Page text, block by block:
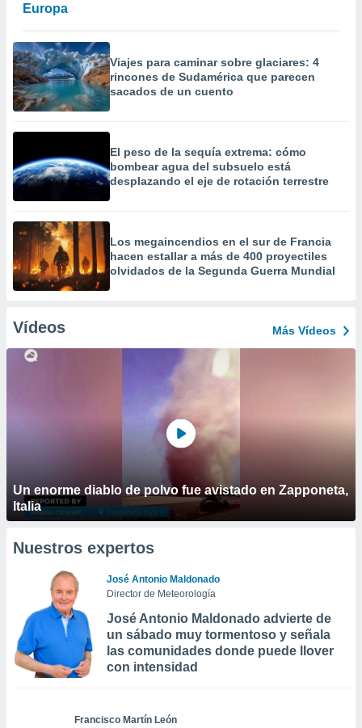
Europa
Viajes para caminar sobre glaciares: 4
rincones de Sudamérica que parecen
sacados de un cuento
El peso de la sequía extrema: cómo
bombear agua del subsuelo está
desplazando el eje de rotación terrestre
Los megaincendios en el sur de Francia
hacen estallar a más de 400 proyectiles
olvidados de la Segunda Guerra Mundial
Vídeos Más Vídeos
Un enorme diablo de polvo fue avistado en Zapponeta,
Italia
Nuestros expertos
José Antonio Maldonado
Director de Meteorología
José Antonio Maldonado advierte de
un sábado muy tormentoso y señala
las comunidades donde puede llover
con intensidad
Francisco Martín León